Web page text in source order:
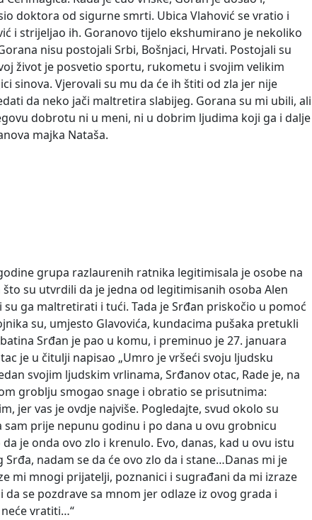
doktora od sigurne smrti. Ubica Vlahović se vratio i
i strijeljao ih. Goranovo tijelo ekshumirano je nekoliko
nisu postojali Srbi, Bošnjaci, Hrvati. Postojali su
život je posvetio sportu, rukometu i svojim velikim
sinova. Vjerovali su mu da će ih štiti od zla jer nije
da neko jači maltretira slabijeg. Gorana su mi ubili, ali
dobrotu ni u meni, ni u dobrim ljudima koji ga i dalje
majka Nataša.
grupa razlaurenih ratnika legitimisala je osobe na
su utvrdili da je jedna od legitimisanih osoba Alen
su ga maltretirati i tući. Tada je Srđan priskočio u pomoć
su, umjesto Glavovića, kundacima pušaka pretukli
Srđan je pao u komu, i preminuo je 27. januara
je u čitulji napisao „Umro je vršeći svoju ljudsku
svojim ljudskim vrlinama, Srđanov otac, Rade je, na
groblju smogao snage i obratio se prisutnima:
jer vas je ovdje najviše. Pogledajte, svud okolo su
sam prije nepunu godinu i po dana u ovu grobnicu
je onda ovo zlo i krenulo. Evo, danas, kad u ovu istu
nadam se da će ovo zlo da i stane…Danas mi je
mi mnogi prijatelji, poznanici i sugrađani da mi izraze
da se pozdrave sa mnom jer odlaze iz ovog grada i
vratiti…“